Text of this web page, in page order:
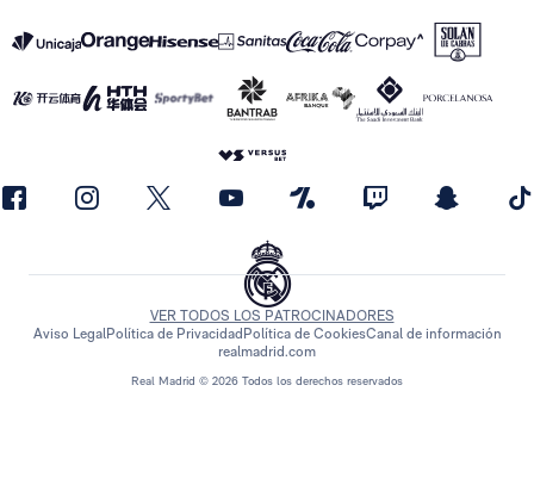
Real Madrid © 2026 Todos los derechos reservados
VER TODOS LOS PATROCINADORES
Aviso LegalPolítica de Privacidad Política de CookiesCanal de información
realmadrid.com